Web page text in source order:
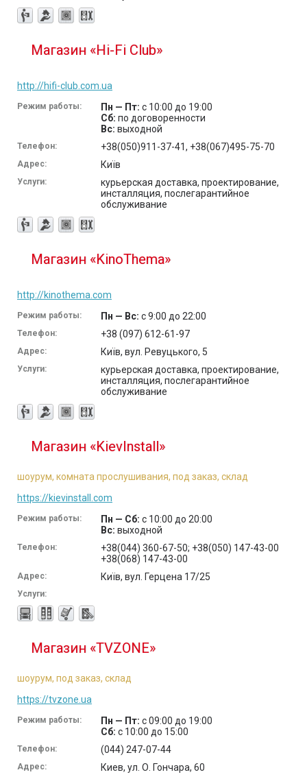
Магазин «Hi-Fi Club»
http://hifi-club.com.ua
Режим работы: Пн — Пт: с 10:00 до 19:00
Сб: по договоренности
Вс: выходной
Телефон: +38(050)911-37-41, +38(067)495-75-70
Адрес: Київ
Услуги:
курьерская доставка, проектирование,
инсталляция, послегарантийное
обслуживание
Магазин «KinoThema»
http://kinothema.com
Режим работы: Пн — Вс: с 9:00 до 22:00
Телефон: +38 (097) 612-61-97
Адрес: Київ, вул. Ревуцького, 5
Услуги:
курьерская доставка, проектирование,
инсталляция, послегарантийное
обслуживание
Магазин «KievInstall»
шоурум, комната прослушивания, под заказ, склад
https://kievinstall.com
Режим работы: Пн — Сб: с 10:00 до 20:00
Вс: выходной
Телефон:
+38(044) 360-67-50; +38(050) 147-43-00
+38(068) 147-43-00
Адрес: Київ, вул. Герцена 17/25
Услуги:
Магазин «TVZONE»
шоурум, под заказ, склад
https://tvzone.ua
Режим работы: Пн — Пт: с 09:00 до 19:00
Сб: с 10:00 до 15:00
Телефон: (044) 247-07-44
Адрес: Киев, ул. О. Гончара, 60